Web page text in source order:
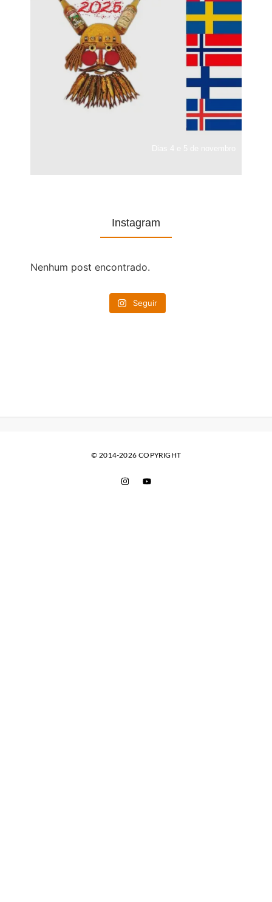
Instagram
Nenhum post encontrado.
Seguir
© 2014-2026 COPYRIGHT